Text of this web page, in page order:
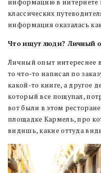
информацию в интернете
классических
информация оказалась
Что ищут люди? Личный
Личный опыт интереснее
то что-то написал по
какой-то книге, а другое
который все пощупал,
вот были в этом
площадке Кармель, про
видишь, какие оттуда